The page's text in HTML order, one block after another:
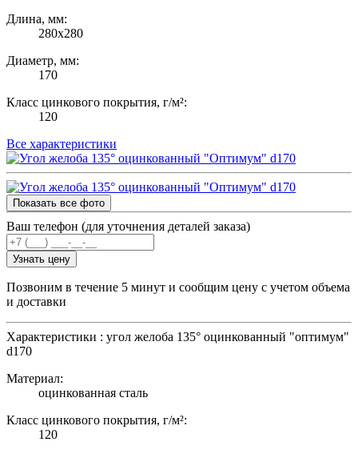
Длина, мм:
280х280
Диаметр, мм:
170
Класс цинкового покрытия, г/м²:
120
Все характеристики
Показать все фото
Ваш телефон (для уточнения деталей заказа)
Узнать цену
Позвоним в течение 5 минут и сообщим цену с учетом объема
и доставки
Характеристики : угол желоба 135° оцинкованный "оптимум"
d170
Материал:
оцинкованная сталь
Класс цинкового покрытия, г/м²:
120